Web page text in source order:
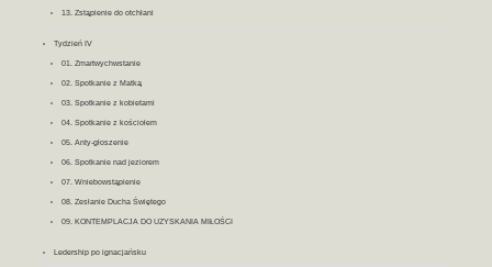
13. Zstąpienie do otchłani
Tydzień IV
01. Zmartwychwstanie
02. Spotkanie z Matką
03. Spotkanie z kobietami
04. Spotkanie z kościołem
05. Anty-głoszenie
06. Spotkanie nad jeziorem
07. Wniebowstąpienie
08. Zesłanie Ducha Świętego
09. KONTEMPLACJA DO UZYSKANIA MIŁOŚCI
Ledership po ignacjańsku